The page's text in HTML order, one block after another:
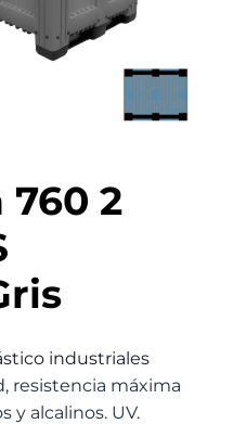
2
industriales
resistencia máxima
y alcalinos. UV.